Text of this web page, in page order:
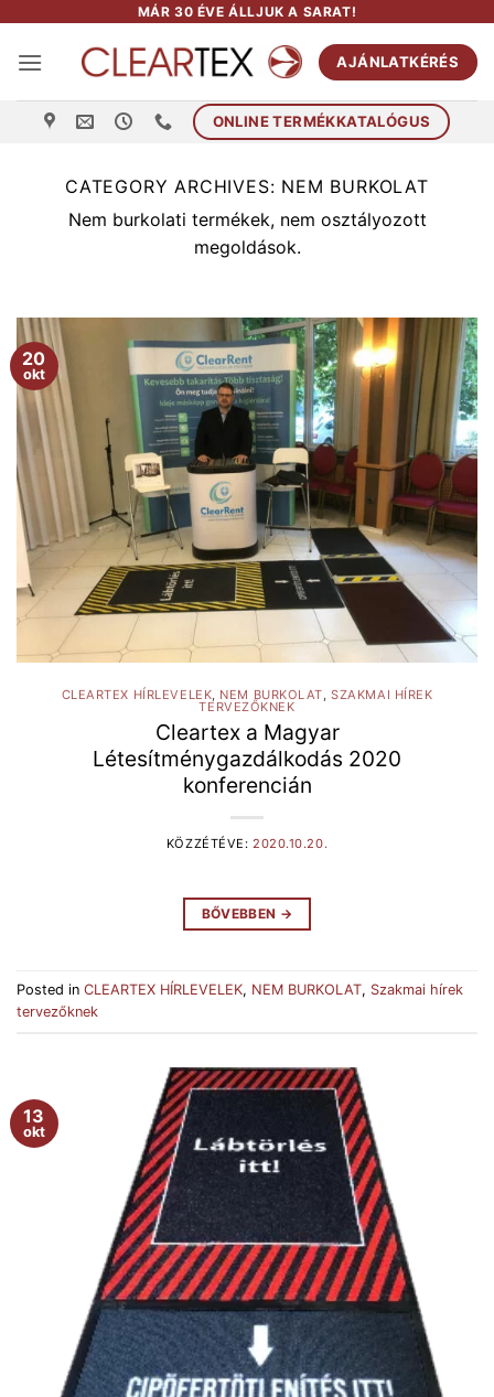
content
MÁR 30 ÉVE ÁLLJUK A SARAT!
AJÁNLATKÉRÉS
ONLINE TERMÉKKATALÓGUS
CATEGORY ARCHIVES: NEM BURKOLAT
Nem burkolati termékek, nem osztályozott
megoldások.
20
okt
CLEARTEX HÍRLEVELEK, NEM BURKOLAT,SZAKMAI HÍREK
TERVEZŐKNEK
Cleartex a Magyar
Létesítménygazdálkodás 2020
konferencián
KÖZZÉTÉVE: 2020.10.20.
BŐVEBBEN →
Posted in CLEARTEX HÍRLEVELEK, NEM BURKOLAT, Szakmai hírek
tervezőknek
13
okt